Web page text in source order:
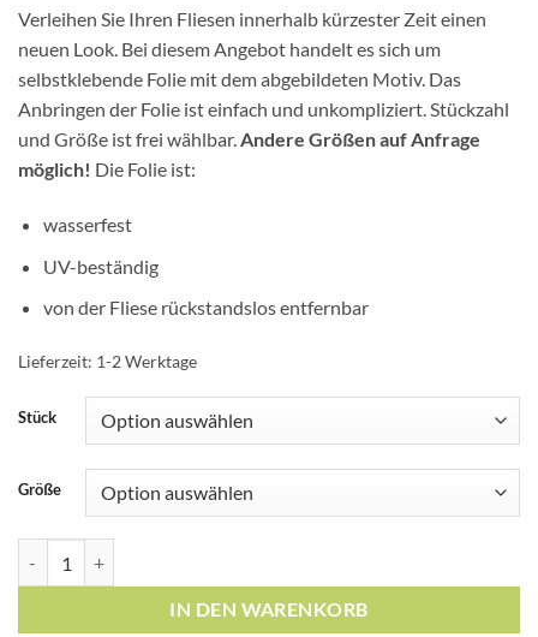
Verleihen Sie Ihren Fliesen innerhalb kürzester Zeit einen
neuen Look. Bei diesem Angebot handelt es sich um
selbstklebende Folie mit dem abgebildeten Motiv. Das
Anbringen der Folie ist einfach und unkompliziert. Stückzahl
und Größe ist frei wählbar.Andere Größen auf Anfrage
möglich! Die Folie ist:
wasserfest
UV-beständig
von der Fliese rückstandslos entfernbar
Lieferzeit: 1-2 Werktage
Stück
Größe
IN DEN WARENKORB